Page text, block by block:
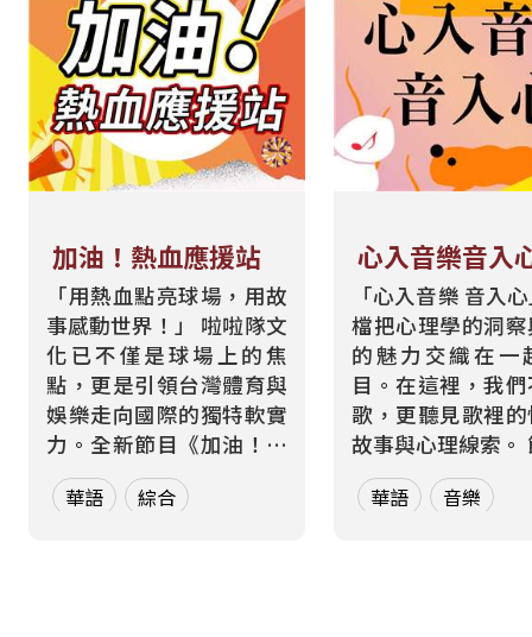
加油！熱血應援站
「用熱血點亮球場，用故
事感動世界！」 啦啦隊文
化已不僅是球場上的焦
點，更是引領台灣體育與
娛樂走向國際的獨特軟實
力。全新節目《加油！熱
血應援站》，由香港藝人
張啟樂與影視運動產業專
華語 綜合
心入音樂音入
「心入音樂 音入
檔把心理學的洞
的魅力交織在一
目。在這裡，我
歌，更聽見歌裡
故事與心理線索。 節目從
心理學的角度出
聽眾探索音樂如
華語 音樂